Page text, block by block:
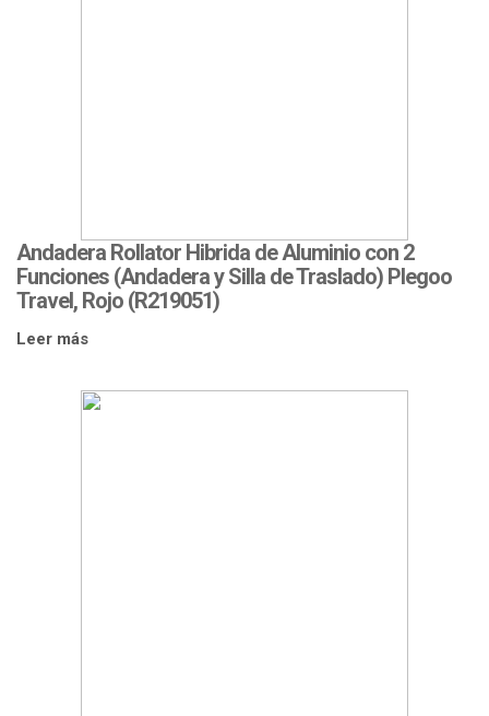
Andadera Rollator Hibrida de Aluminio con 2
Funciones (Andadera y Silla de Traslado) Plegoo
Travel, Rojo (R219051)
Leer más